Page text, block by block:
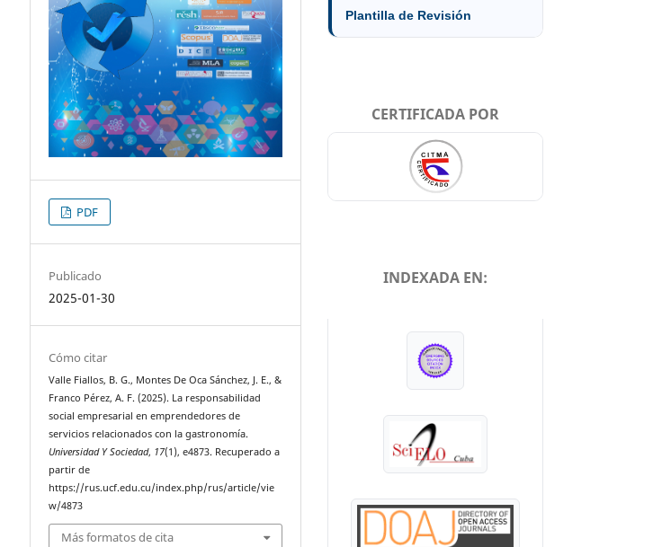
PDF
Publicado
2025-01-30
Cómo citar
Valle Fiallos, B. G., Montes De Oca Sánchez, J. E., &
Franco Pérez, A. F. (2025). La responsabilidad
social empresarial en emprendedores de
servicios relacionados con la gastronomía.
Universidad Y Sociedad, 17(1), e4873. Recuperado a
partir de
https://rus.ucf.edu.cu/index.php/rus/article/vie
w/4873
Más formatos de cita
Plantilla de Revisión
CERTIFICADA POR
INDEXADA EN: